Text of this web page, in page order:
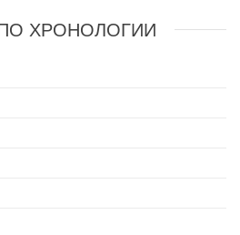
ХРОНОЛОГИИ